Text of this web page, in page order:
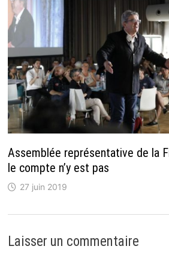
Assemblée représentative de la
le compte n’y est pas
27 juin 2019
Laisser un commentaire